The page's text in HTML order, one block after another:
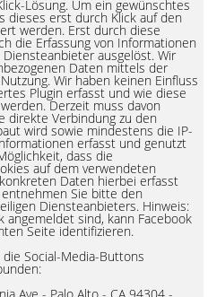
Lösung. Um ein gewünschtes
dieses erst durch Klick auf den
werden. Erst durch diese
die Erfassung von Informationen
ausgelöst. Wir
Daten mittels der
Wir haben keinen Einfluss
Plugin erfasst und wie diese
Derzeit muss davon
direkte Verbindung zu den
wird sowie mindestens die IP-
erfasst und genutzt
dass die
auf dem verwendeten
Daten hierbei erfasst
Sie bitte den
Diensteanbieters. Hinweis:
angemeldet sind, kann Facebook
Seite identifizieren.
Social-Media-Buttons